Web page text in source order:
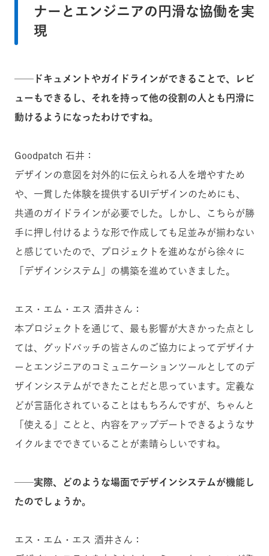
ナーとエンジニアの円滑な協働を実
現
──ドキュメントやガイドラインができることで、レビ
ューもできるし、それを持って他の役割の人とも円滑に
動けるようになったわけですね。
Goodpatch 石井：
デザインの意図を対外的に伝えられる人を増やすため
や、一貫した体験を提供するUIデザインのためにも、
共通のガイドラインが必要でした。しかし、こちらが勝
手に押し付けるような形で作成しても足並みが揃わない
と感じていたので、プロジェクトを進めながら徐々に
「デザインシステム」の構築を進めていきました。
エス・エム・エス 酒井さん：
本プロジェクトを通じて、最も影響が大きかった点とし
ては、グッドパッチの皆さんのご協力によってデザイナ
ーとエンジニアのコミュニケーションツールとしてのデ
ザインシステムができたことだと思っています。定義な
どが言語化されていることはもちろんですが、ちゃんと
「使える」ことと、内容をアップデートできるようなサ
イクルまでできていることが素晴らしいですね。
──実際、どのような場面でデザインシステムが機能し
たのでしょうか。
エス・エム・エス 酒井さん：